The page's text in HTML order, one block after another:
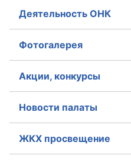
Общественные
органах
исполнительной
независимой оценки
О Палате
Деятельность ОНК
Фотогалерея
Акции, конкурсы
Новости палаты
ЖКХ просвещение